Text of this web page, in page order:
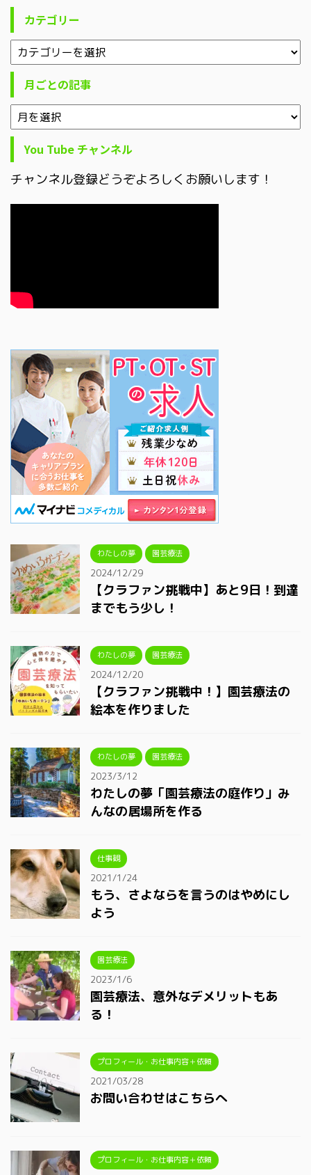
カテゴリー
月ごとの記事
You Tube チャンネル
チャンネル登録どうぞよろしくお願いします！
わたしの夢 園芸療法
2024/12/29
【クラファン挑戦中】あと9日！到達
までもう少し！
わたしの夢 園芸療法
2024/12/20
【クラファン挑戦中！】園芸療法の
絵本を作りました
わたしの夢 園芸療法
2023/3/12
わたしの夢「園芸療法の庭作り」み
んなの居場所を作る
仕事観
2021/1/24
もう、さよならを言うのはやめにし
よう
園芸療法
2023/1/6
園芸療法、意外なデメリットもあ
る！
プロフィール・お仕事内容＋依頼
2021/03/28
お問い合わせはこちらへ
プロフィール・お仕事内容＋依頼